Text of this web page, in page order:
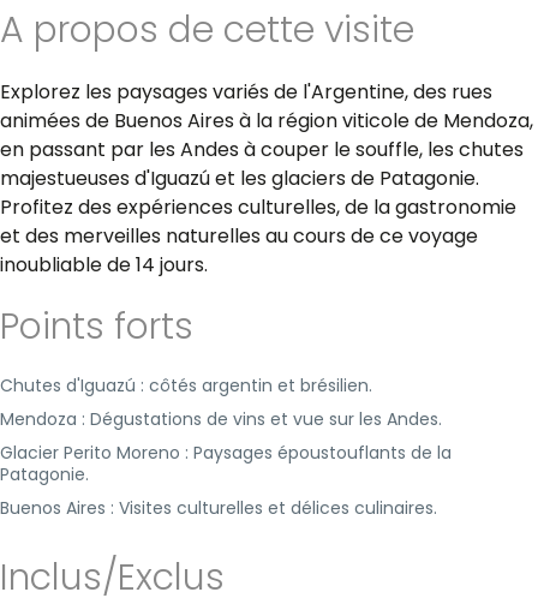
A propos de cette visite
Explorez les paysages variés de l'Argentine, des rues
animées de Buenos Aires à la région viticole de Mendoza,
en passant par les Andes à couper le souffle, les chutes
majestueuses d'Iguazú et les glaciers de Patagonie.
Profitez des expériences culturelles, de la gastronomie
et des merveilles naturelles au cours de ce voyage
inoubliable de 14 jours.
Points forts
Chutes d'Iguazú : côtés argentin et brésilien.
Mendoza : Dégustations de vins et vue sur les Andes.
Glacier Perito Moreno : Paysages époustouflants de la
Patagonie.
Buenos Aires : Visites culturelles et délices culinaires.
Inclus/Exclus